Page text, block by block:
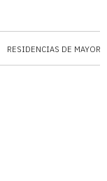
RESIDENCIAS DE